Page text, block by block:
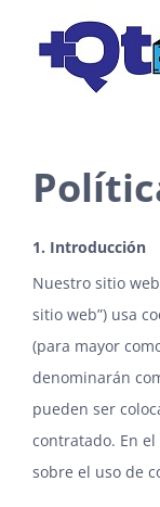
contenido
1. Introducción
Nuestro sitio
sitio web”) usa
(para mayor
denominarán
pueden ser
contratado. En
sobre el uso de